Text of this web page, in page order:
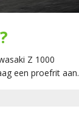
Z 1000
een proefrit aan.